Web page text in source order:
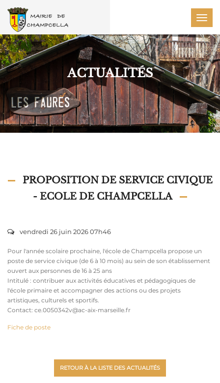
ACTUALITÉS
PROPOSITION DE SERVICE CIVIQUE
- ECOLE DE CHAMPCELLA
vendredi 26 juin 2026 07h46
Pour l'année scolaire prochaine, l'école de Champcella propose un
poste de service civique (de 6 à 10 mois) au sein de son établissement
ouvert aux personnes de 16 à 25 ans
Intitulé : contribuer aux activités éducatives et pédagogiques de
l'école primaire et accompagner des actions ou des projets
artistiques, culturels et sportifs.
Contact: ce.0050342v@ac-aix-marseille.fr
Fiche de poste
RETOUR À LA LISTE DES ACTUALITÉS